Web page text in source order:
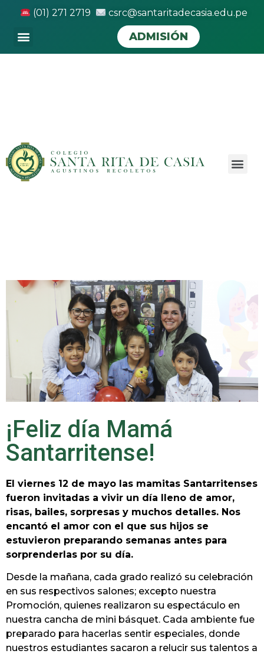
(01) 271 2719 csrc@santaritadecasia.edu.pe
ADMISIÓN
¡Feliz día Mamá
Santarritense!
El viernes 12 de mayo las mamitas Santarritenses
fueron invitadas a vivir un día lleno de amor,
risas, bailes, sorpresas y muchos detalles. Nos
encantó el amor con el que sus hijos se
estuvieron preparando semanas antes para
sorprenderlas por su día.
Desde la mañana, cada grado realizó su celebración
en sus respectivos salones; excepto nuestra
Promoción, quienes realizaron su espectáculo en
nuestra cancha de mini básquet. Cada ambiente fue
preparado para hacerlas sentir especiales, donde
nuestros estudiantes sacaron a relucir sus talentos a